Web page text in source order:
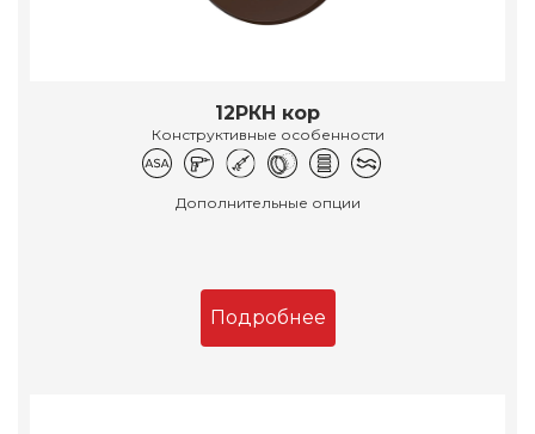
12РКН кор
Конструктивные особенности
Дополнительные опции
Подробнее